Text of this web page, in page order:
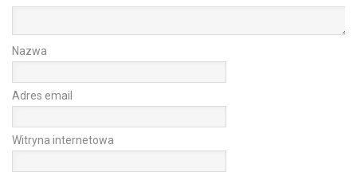
Nazwa
Adres email
Witryna internetowa